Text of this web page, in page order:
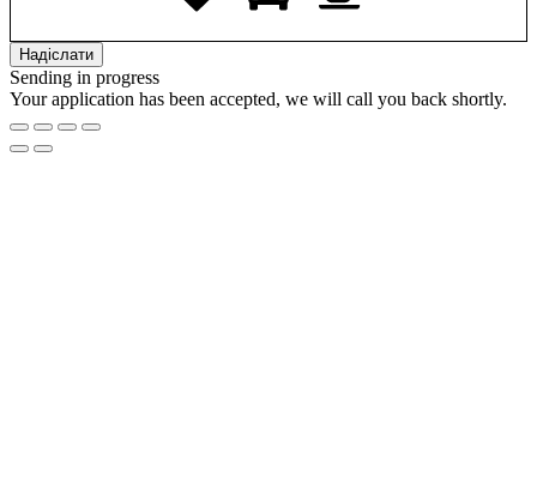
Sending in progress
Your application has been accepted, we will call you back shortly.